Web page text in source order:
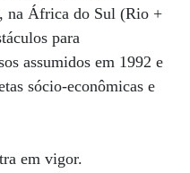
na África do Sul (Rio +
para
assumidos em 1992 e
sócio-econômicas e
em vigor.